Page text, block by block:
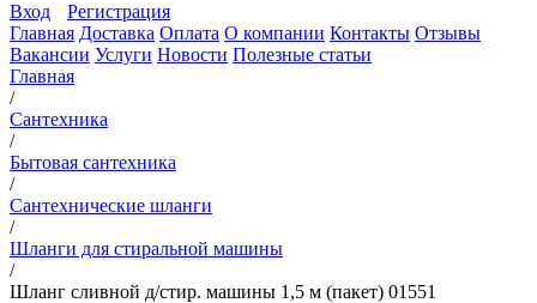
Вход
Регистрация
Главная Доставка Оплата О компании Контакты Отзывы
Вакансии Услуги Новости Полезные статьи
Главная
/
Сантехника
/
Бытовая сантехника
/
Сантехнические шланги
/
Шланги для стиральной машины
/
Шланг сливной д/стир. машины 1,5 м (пакет) 01551